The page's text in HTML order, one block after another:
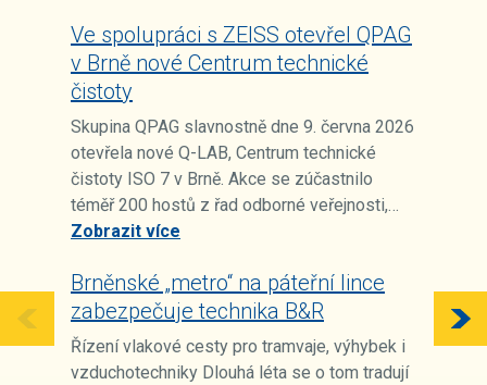
Ve spolupráci s ZEISS otevřel QPAG
v Brně nové Centrum technické
čistoty
Skupina QPAG slavnostně dne 9. června 2026
otevřela nové Q-LAB, Centrum technické
čistoty ISO 7 v Brně. Akce se zúčastnilo
téměř 200 hostů z řad odborné veřejnosti,…
Zobrazit více
Brněnské „metro“ na páteřní lince
zabezpečuje technika B&R
Řízení vlakové cesty pro tramvaje, výhybek i
vzduchotechniky Dlouhá léta se o tom tradují